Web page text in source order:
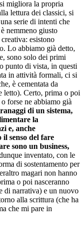
migliora la propria
lettura dei classici, si
serie di intenti che
nemmeno giusto
esistono
Lo abbiamo già detto,
sono solo dei primi
punto di vista, in questi
in attività formali, ci si
è cementata da
letto). Certo, prima o poi
forse ne abbiamo già
di un sistema,
la
e, anche
senso del fare
sono un business,
inventato, con le
di sostentamento per
magari non hanno
o poi nasceranno
di narrativa) e un nuovo
alla scrittura (che ha
che mi pare in